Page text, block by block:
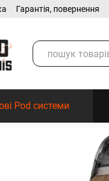
Гарантія, повернення
Pod системи